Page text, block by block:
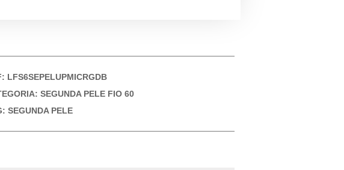
LFS6SEPELUPMICRGDB
SEGUNDA PELE FIO 60
SEGUNDA PELE